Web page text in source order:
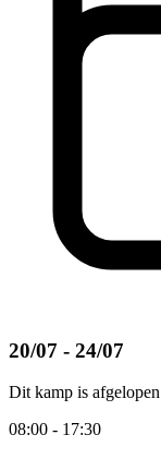
20/07 - 24/07
Dit kamp is afgelopen
08:00 - 17:30